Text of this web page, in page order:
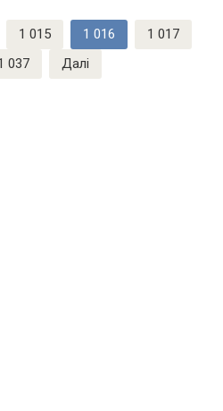
1 015 1 016
1 017
037 Далі